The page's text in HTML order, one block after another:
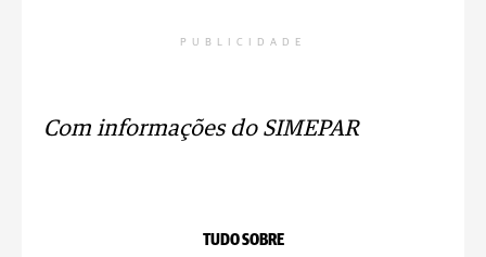
PUBLICIDADE
Com informações do SIMEPAR
TUDO SOBRE